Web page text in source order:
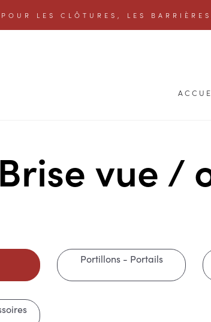
LES CLÔTURES, LES
Brise vue /
Portillons - Portails